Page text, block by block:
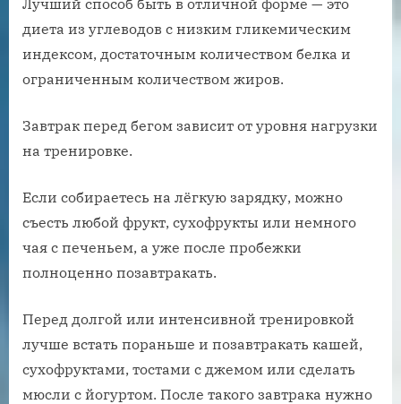
диета из углеводов с низким гликемическим
индексом, достаточным количеством белка и
ограниченным количеством жиров.
Завтрак перед бегом зависит от уровня нагрузки
на тренировке.
Если собираетесь на лёгкую зарядку, можно
съесть любой фрукт, сухофрукты или немного
чая с печеньем, а уже после пробежки
полноценно позавтракать.
Перед долгой или интенсивной тренировкой
лучше встать пораньше и позавтракать кашей,
сухофруктами, тостами с джемом или сделать
мюсли с йогуртом. После такого завтрака нужно